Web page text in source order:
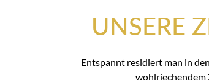
UNSERE
Entspannt residiert man in
wohlriechendem